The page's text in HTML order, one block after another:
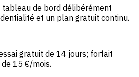
tableau de bord délibérément
et un plan gratuit continu.
gratuit de 14 jours; forfait
15 €/mois.